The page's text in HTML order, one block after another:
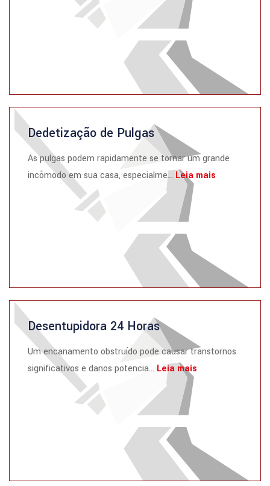
Dedetização de Pulgas
As pulgas podem rapidamente se tornar um grande
incômodo em sua casa, especialme... Leia mais
Desentupidora 24 Horas
Um encanamento obstruído pode causar transtornos
significativos e danos potencia... Leia mais